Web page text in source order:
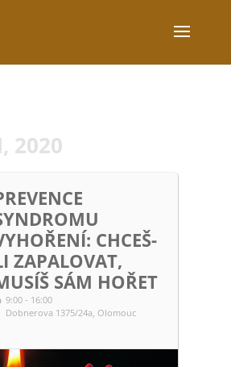
2020
CHCEŠ-
ZAPALOVAT,
SÁM HOŘET
9:00 - 16:00
Dobnerova 1375/24a, Olomouc